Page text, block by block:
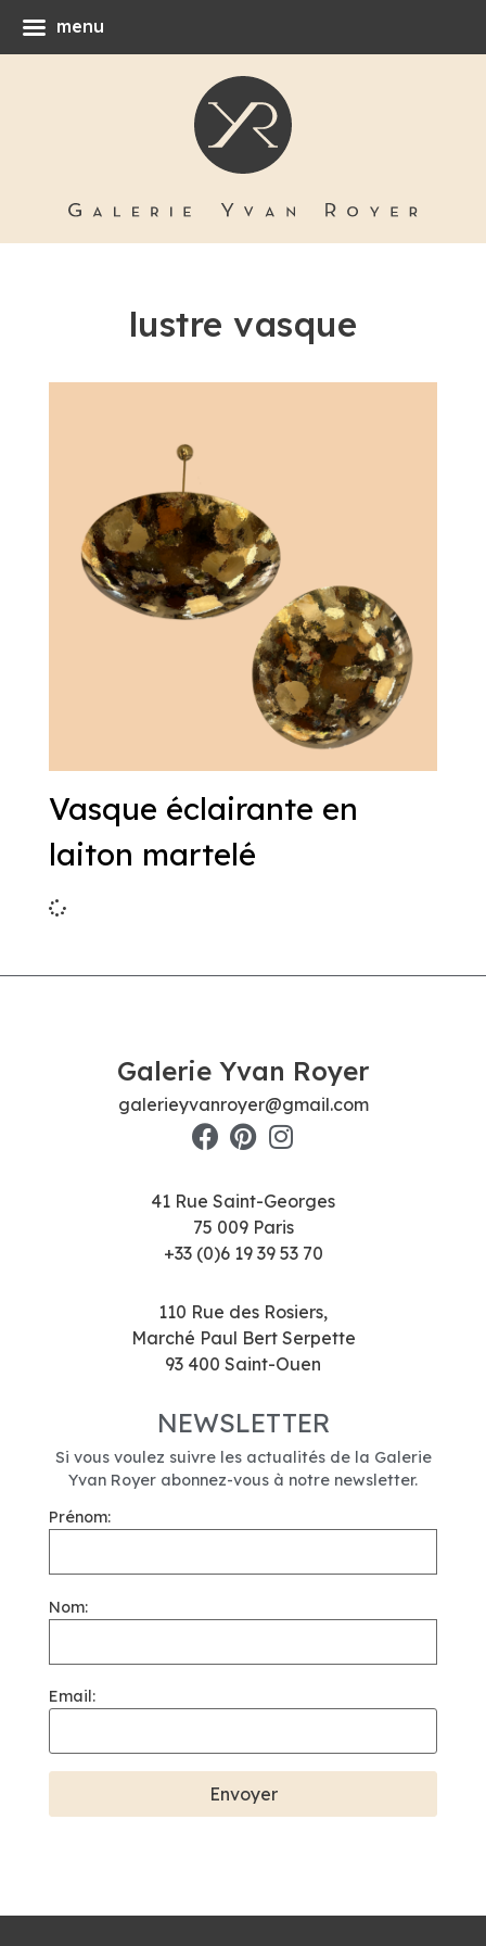
lustre vasque
Vasque éclairante en
laiton martelé
Galerie Yvan Royer
galerieyvanroyer@gmail.com
41 Rue Saint-Georges
75 009 Paris
+33 (0)6 19 39 53 70
110 Rue des Rosiers,
Marché Paul Bert Serpette
93 400 Saint-Ouen
NEWSLETTER
Si vous voulez suivre les actualités de la Galerie
Yvan Royer abonnez-vous à notre newsletter.
Prénom:
Nom:
Email:
menu